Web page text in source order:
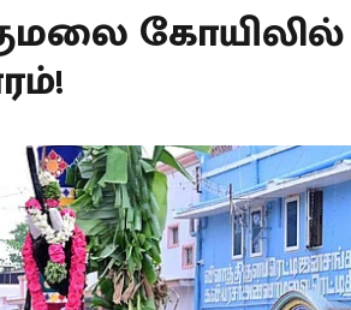
கோயிலில்